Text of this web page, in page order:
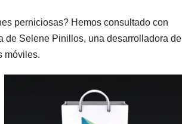
perniciosas? Hemos consultado con
de Selene Pinillos, una desarrolladora de
móviles.